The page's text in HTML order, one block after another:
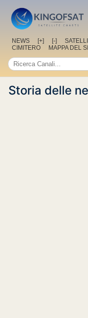
NEWS [+] [-]
CIMITERO
MAPPA DEL
Storia delle